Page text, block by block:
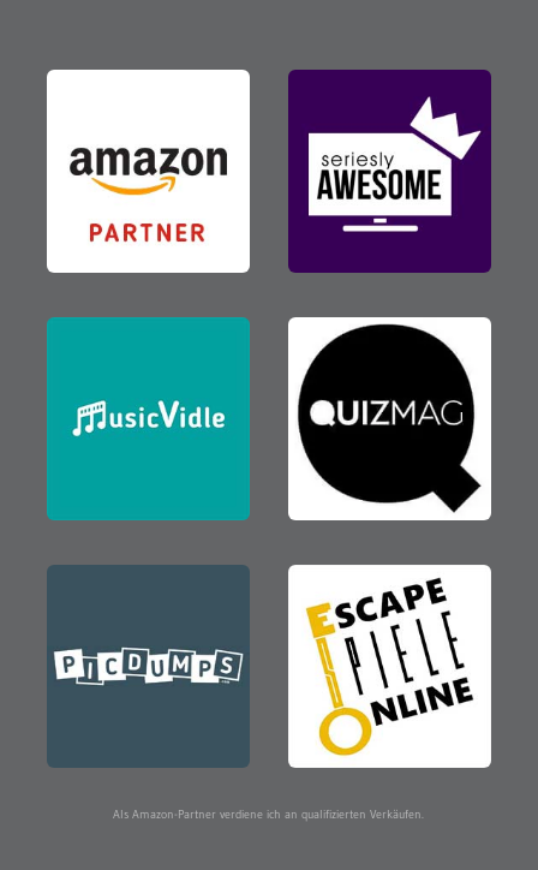
Als Amazon-Partner verdiene ich an qualifizierten Verkäufen.